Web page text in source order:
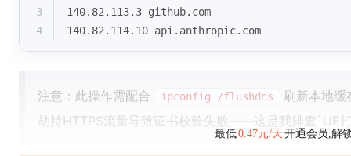
3
140.82.113.3 github.com
4
140.82.114.10 api.anthropic.com
注意：此操作需配合 ipconfig /flushdns
刷新本地缓
劫持HTTPS流量导致证书校验失败——这是我排查`UE
最低0.47元/天 开通会员,解